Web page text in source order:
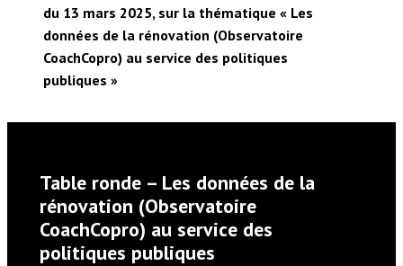
du 13 mars 2025, sur la thématique « Les
données de la rénovation (Observatoire
CoachCopro) au service des politiques
publiques »
Table ronde – Les données de la
rénovation (Observatoire
CoachCopro) au service des
politiques publiques